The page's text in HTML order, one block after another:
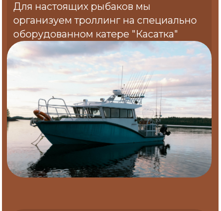
По Вашему желанию мы можем не
только показать рыбные места на
Сегозерском водохранилище, но и
отвезти Вас в известные только
местным дикие рыбные озера